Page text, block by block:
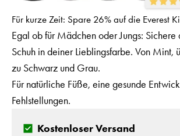
Für kurze Zeit: Spare 26% auf die Everest
Egal ob für Mädchen oder Jungs: Sichere
Schuh in deiner Lieblingsfarbe. Von Mint,
zu Schwarz und Grau.
Für natürliche Füße, eine gesunde
Fehlstellungen.
Kostenloser Versand